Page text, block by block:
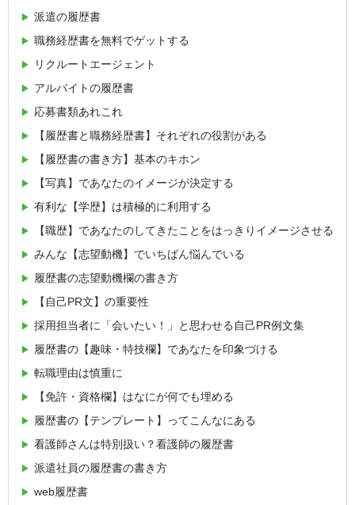
派遣の履歴書
職務経歴書を無料でゲットする
リクルートエージェント
アルバイトの履歴書
応募書類あれこれ
【履歴書と職務経歴書】それぞれの役割がある
【履歴書の書き方】基本のキホン
【写真】であなたのイメージが決定する
有利な【学歴】は積極的に利用する
【職歴】であなたのしてきたことをはっきりイメージさせる
みんな【志望動機】でいちばん悩んでいる
履歴書の志望動機欄の書き方
【自己PR文】の重要性
採用担当者に「会いたい！」と思わせる自己PR例文集
履歴書の【趣味・特技欄】であなたを印象づける
転職理由は慎重に
【免許・資格欄】はなにが何でも埋める
履歴書の【テンプレート】ってこんなにある
看護師さんは特別扱い？看護師の履歴書
派遣社員の履歴書の書き方
web履歴書